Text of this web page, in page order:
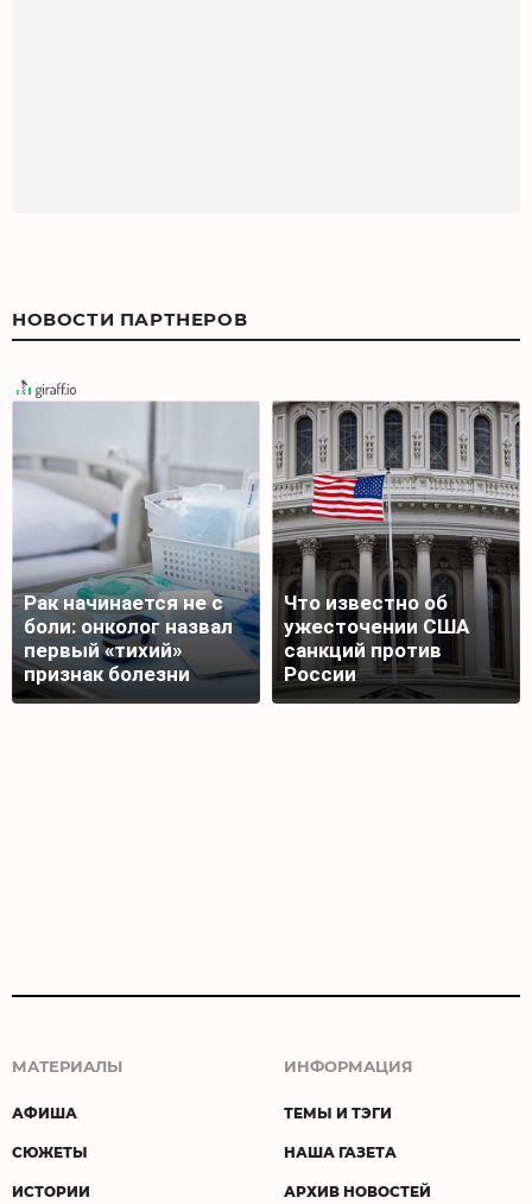
НОВОСТИ ПАРТНЕРОВ
Рак начинается не с
боли: онколог назвал
первый «тихий»
признак болезни
Что известно об
ужесточении США
санкций против
России
МАТЕРИАЛЫ
АФИША
СЮЖЕТЫ
ИСТОРИИ
ИНФОРМАЦИЯ
ТЕМЫ И ТЭГИ
НАША ГАЗЕТА
АРХИВ НОВОСТЕЙ